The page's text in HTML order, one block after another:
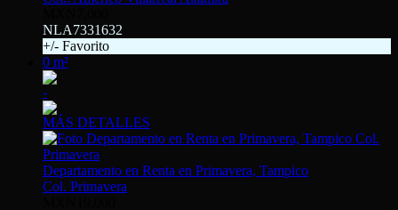
NLA7331632
+/- Favorito
0 m²
-
MÁS DETALLES
Departamento en Renta en Primavera, Tampico
Col. Primavera